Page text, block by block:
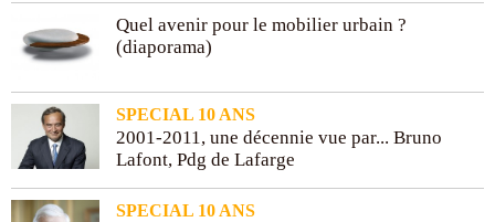
Quel avenir pour le mobilier urbain ?
(diaporama)
SPECIAL 10 ANS
2001-2011, une décennie vue par... Bruno
Lafont, Pdg de Lafarge
SPECIAL 10 ANS